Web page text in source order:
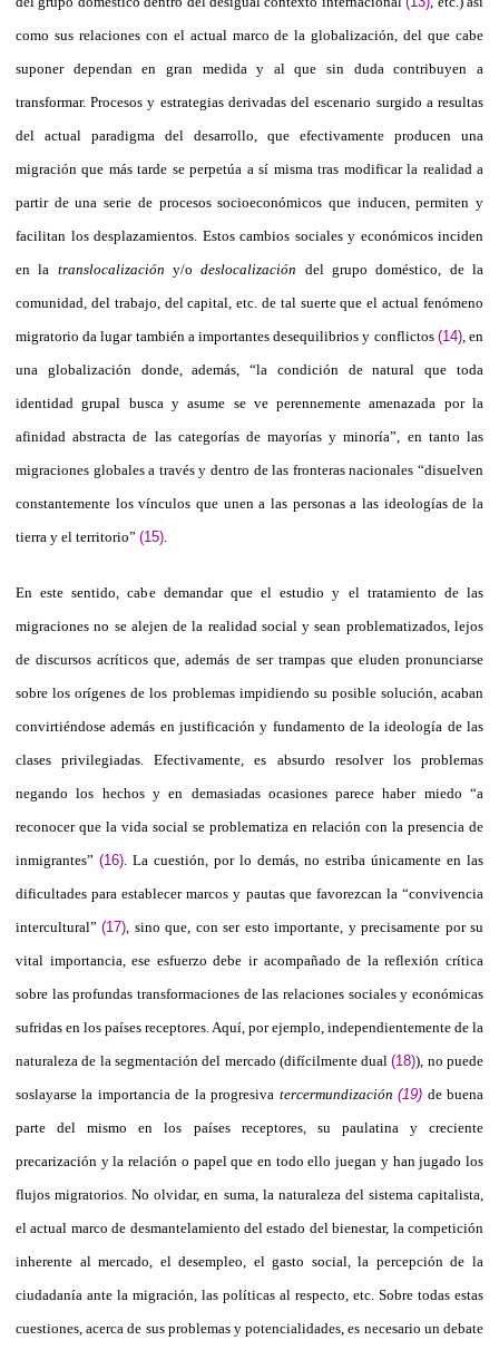
como sus relaciones con el actual marco de la globalización, del que cabe
suponer dependan en gran medida y al que sin duda contribuyen a
transformar. Procesos y estrategias derivadas del escenario surgido a resultas
del actual paradigma del desarrollo, que efectivamente producen una
migración que más tarde se perpetúa a sí misma tras modificar la realidad a
partir de una serie de procesos socioeconómicos que inducen, permiten y
facilitan los desplazamientos. Estos cambios sociales y económicos inciden
en la translocalizacióny/odeslocalización del grupo doméstico, de la
comunidad, del trabajo, del capital, etc. de tal suerte que el actual fenómeno
migratorio da lugar también a importantes desequilibrios y conflictos (14), en
una globalización donde, además, “la condición de natural que toda
identidad grupal busca y asume se ve perennemente amenazada por la
afinidad abstracta de las categorías de mayorías y minoría”, en tanto las
migraciones globales a través y dentro de las fronteras nacionales “disuelven
constantemente los vínculos que unen a las personas a las ideologías de la
tierra y el territorio” (15)
En este sentido, cabe demandar que el estudio y el tratamiento de las
migraciones no se alejen de la realidad social y sean problematizados, lejos
de discursos acríticos que, además de ser trampas que eluden pronunciarse
sobre los orígenes de los problemas impidiendo su posible solución, acaban
convirtiéndose además en justificación y fundamento de la ideología de las
clases privilegiadas. Efectivamente, es absurdo resolver los problemas
negando los hechos y en demasiadas ocasiones parece haber miedo “a
reconocer que la vida social se problematiza en relación con la presencia de
inmigrantes” (16) . La cuestión, por lo demás, no estriba únicamente en las
dificultades para establecer marcos y pautas que favorezcan la “convivencia
intercultural”(17) , sino que, con ser esto importante, y precisamente por su
vital importancia, ese esfuerzo debe ir acompañado de la reflexión crítica
sobre las profundas transformaciones de las relaciones sociales y económicas
sufridas en los países receptores. Aquí, por ejemplo, independientemente de la
naturaleza de la segmentación del mercado (difícilmente dual(18)), no puede
soslayarse la importancia de la progresiva tercermundización(19) de buena
parte del mismo en los países receptores, su paulatina y creciente
precarización y la relación o papel que en todo ello juegan y han jugado los
flujos migratorios. No olvidar, en suma, la naturaleza del sistema capitalista,
el actual marco de desmantelamiento del estado del bienestar, la competición
inherente al mercado, el desempleo, el gasto social, la percepción de la
ciudadanía ante la migración, las políticas al respecto, etc. Sobre todas estas
cuestiones, acerca de sus problemas y potencialidades, es necesario un debate